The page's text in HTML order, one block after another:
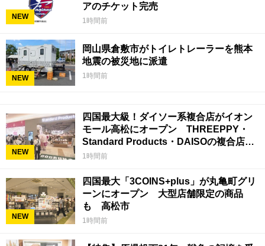
NEW
アのチケット完売
1時間前
NEW
岡山県倉敷市がトイレトレーラーを熊本
地震の被災地に派遣
1時間前
NEW
四国最大級！ダイソー系複合店がイオン
モール高松にオープン THREEPPY・
Standard Products・DAISOの複合店は
香川県初
1時間前
NEW
四国最大「3COINS+plus」が丸亀町グリ
ーンにオープン 大型店舗限定の商品
も 高松市
1時間前